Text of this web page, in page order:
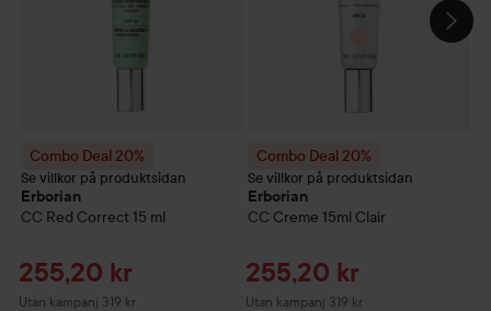
Combo Deal 20%
Se villkor på produktsidan
Erborian
CC Red Correct 15 ml
Reapris
255,20 kr
Utan kampanj 319 kr
Combo Deal 20%
Se villkor på produktsidan
Erborian
CC Creme 15ml Clair
Reapris
255,20 kr
Utan kampanj 319 kr